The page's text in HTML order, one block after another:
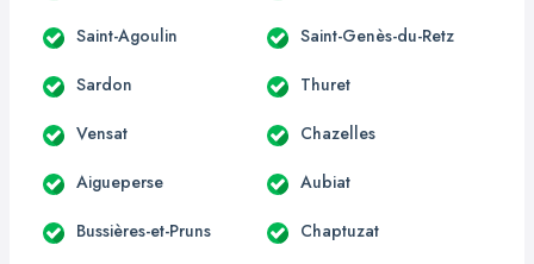
Saint-Agoulin Saint-Genès-du-Retz
Sardon Thuret
Vensat Chazelles
Aigueperse Aubiat
Bussières-et-Pruns Chaptuzat